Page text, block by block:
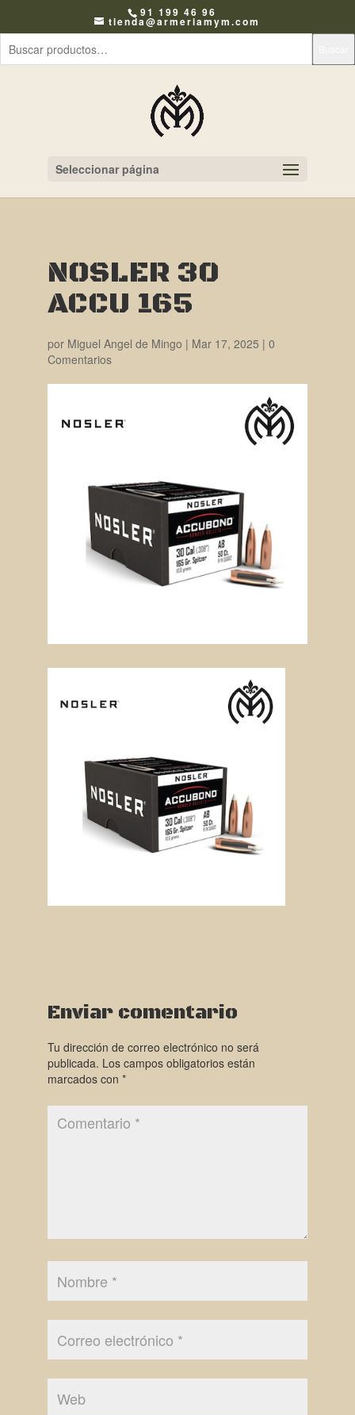
91 199 46 96
tienda@armeriamym.com
Seleccionar página
NOSLER 30
ACCU 165
por Miguel Angel de Mingo | Mar 17, 2025 | 0
Comentarios
Enviar comentario
Tu dirección de correo electrónico no será
publicada. Los campos obligatorios están
marcados con *